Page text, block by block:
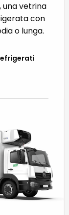
una vetrina
con
o lunga.